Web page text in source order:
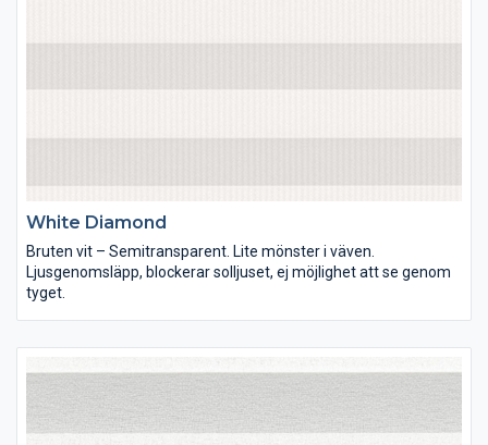
White Diamond
Bruten vit – Semitransparent. Lite mönster i väven.
Ljusgenomsläpp, blockerar solljuset, ej möjlighet att se genom
tyget.